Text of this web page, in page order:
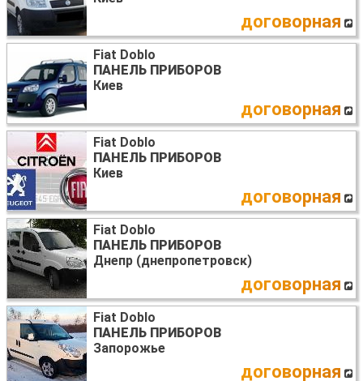
договорная
Fiat Doblo
ПАНЕЛЬ ПРИБОРОВ
Киев
договорная
Fiat Doblo
ПАНЕЛЬ ПРИБОРОВ
Киев
договорная
Fiat Doblo
ПАНЕЛЬ ПРИБОРОВ
Днепр (днепропетровск)
договорная
Fiat Doblo
ПАНЕЛЬ ПРИБОРОВ
Запорожье
договорная